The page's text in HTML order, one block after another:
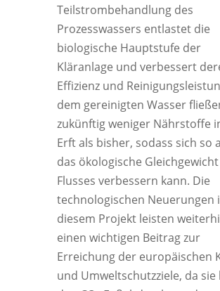
Teilstrombehandlung des
Prozesswassers entlastet die
biologische Hauptstufe der
Kläranlage und verbessert
Effizienz und
dem gereinigten Wasser
zukünftig weniger Nährstoffe
Erft als bisher, sodass sich so
das ökologische
Flusses verbessern kann. Die
technologischen Neuerungen
diesem Projekt leisten
einen wichtigen Beitrag zur
Erreichung der europäischen
und Umweltschutzziele, da sie